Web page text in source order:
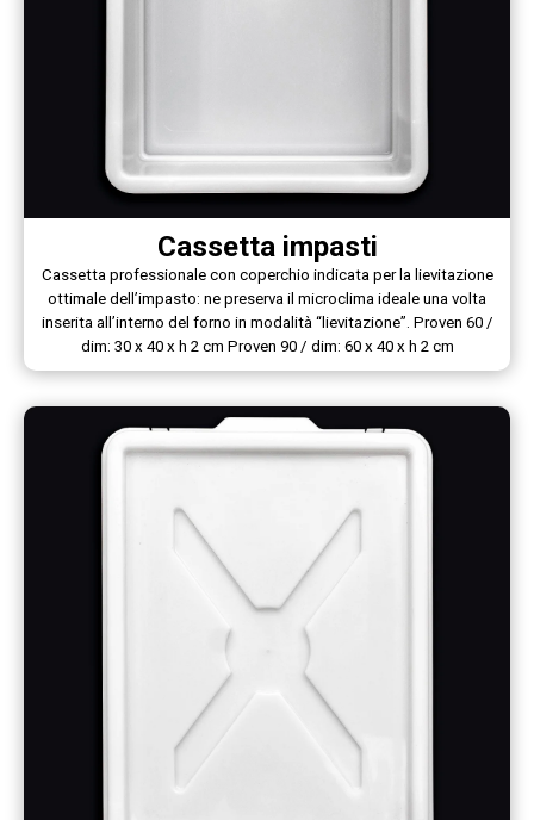
Cassetta impasti
Cassetta professionale con coperchio indicata per la lievitazione
ottimale dell’impasto: ne preserva il microclima ideale una volta
inserita all’interno del forno in modalità “lievitazione”. Proven 60 /
dim: 30 x 40 x h 2 cm Proven 90 / dim: 60 x 40 x h 2 cm